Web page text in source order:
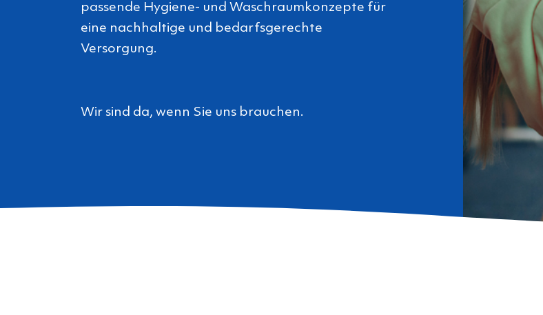
passende Hygiene- und Waschraumkonzepte für
eine nachhaltige und bedarfsgerechte
Versorgung.
Wir sind da, wenn Sie uns brauchen.